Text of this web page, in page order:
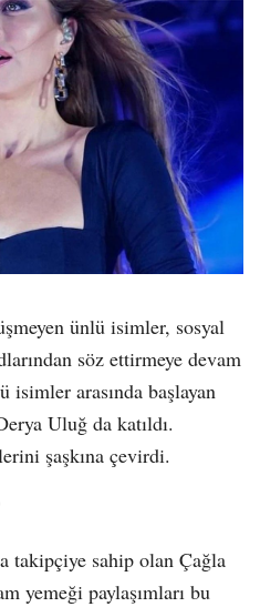
ünlü isimler, sosyal
söz ettirmeye devam
isimler arasında başlayan
Uluğ da katıldı.
şaşkına çevirdi.
takipçiye sahip olan Çağla
yemeği paylaşımları bu